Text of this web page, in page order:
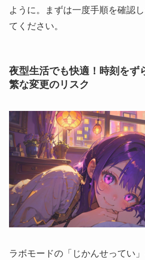
ように。まずは一度手順を確認
てください。
夜型生活でも快適！時刻をず
繁な変更のリスク
ラボモードの「じかんせってい